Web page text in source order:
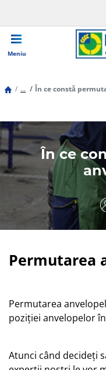
Meniu
... În ce constă
În ce
Permutarea
Permutarea
poziţiei anvelopelor
Atunci când decideţi